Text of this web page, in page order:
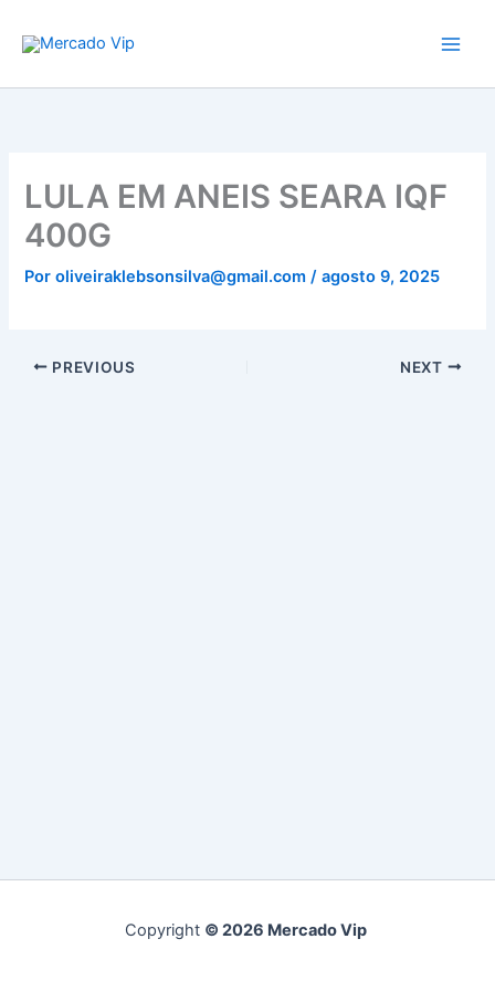
para
conteúdo
LULA EM ANEIS SEARA IQF
400G
Poroliveiraklebsonsilva@gmail.com/agosto 9, 2025
PREVIOUS NEXT
Copyright © 2026 Mercado Vip